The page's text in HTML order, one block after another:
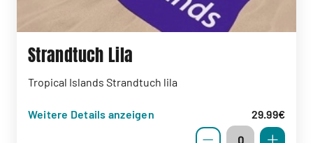
Strandtuch Lila
Tropical Islands Strandtuch lila
Weitere Details anzeigen 29.99€